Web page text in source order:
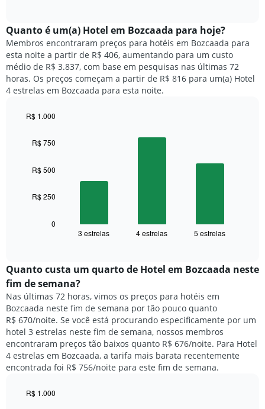
exibe
o
preço
médio
de
um
quarto
cada
semana
gráfico
exibindo
semana.
O
gráfico
tem
1
eixo
Y
exibindo
o
preço
de
um
Quanto ​é um(a) Hotel em Bozcaada para hoje?
Membros encontraram preços para hotéis em Bozcaada para
esta noite a partir de R$ 406, aumentando para um custo
médio de R$ 3.837, com base em pesquisas nas últimas 72
horas. Os preços começam a partir de R$ 816 para um(a) Hotel
4 estrelas em Bozcaada para esta noite.
chart
with
bars.
gráfico
médio
de
um
quarto
para
hoje
e
encontrado
nos
últimos
dias,
3 estrelas 4 estrelas 5 estrelas
0
R$ 250
R$ 500
R$ 750
R$ 1.000
Quanto custa um quarto de Hotel em Bozcaada neste
fim de semana?
Nas últimas 72 horas, vimos os preços para hotéis em
Bozcaada neste fim de semana por tão pouco quanto
R$ 670/noite. Se você está procurando especificamente por um
hotel 3 estrelas neste fim de semana, nossos membros
encontraram preços tão baixos quanto R$ 676/noite. Para Hotel
4 estrelas em Bozcaada, a tarifa mais barata recentemente
encontrada foi R$ 756/noite para este fim de semana.
R$ 1.000